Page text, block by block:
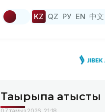
KZ QZ РУ EN 中文
Тақырыпқа қатысты